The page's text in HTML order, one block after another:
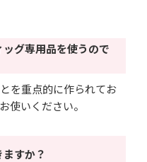
グ専用品を使うので
を重点的に作られてお
使いください。
すか？